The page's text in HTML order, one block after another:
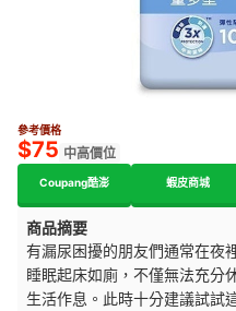
參考價格
$75 中高價位
Coupang酷澎 蝦皮商城
商品摘要
有漏尿困擾的朋友們通常在夜
睡眠起床如廁，不僅無法充分
生活作息。此時十分建議試試